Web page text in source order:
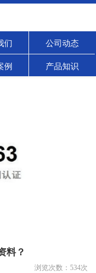
们 公司动态
例 产品知识
料？
浏览次数： 534次